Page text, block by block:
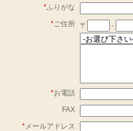
*ふりがな
*ご住所 〒 -
*お電話
FAX
*メールアドレス